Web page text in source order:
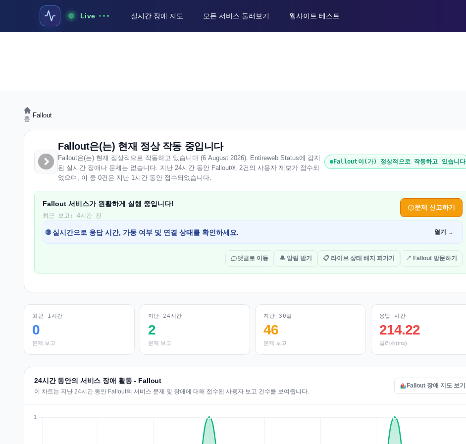
Live 실시간 장애 지도 모든 서비스 둘러보기 웹사이트 테스트
홈 Fallout
Fallout은(는) 현재 정상 작동 중입니다
Fallout은(는) 현재 정상적으로 작동하고 있습니다 (6 August 2026). Entireweb Status에 감지
된 실시간 장애나 문제는 없습니다. 지난 24시간 동안 Fallout에 2건의 사용자 제보가 접수되
었으며, 이 중 0건은 지난 1시간 동안 접수되었습니다.
Fallout이(가) 정상적으로 작동하고 있습니다
Fallout 서비스가 원활하게 실행 중입니다!
최근 보고: 4시간 전
문제 신고하기
🌐 실시간으로 응답 시간, 가동 여부 및 연결 상태를 확인하세요. 열기 →
댓글로 이동 🔔 알림 받기 📋 라이브 상태 배지 퍼가기 ↗ Fallout 방문하기
최근 1시간
0
문제 보고
지난 24시간
2
문제 보고
지난 30일
46
문제 보고
응답 시간
214.22
밀리초(ms)
24시간 동안의 서비스 장애 활동 - Fallout
이 차트는 지난 24시간 동안 Fallout의 서비스 문제 및 장애에 대해 접수된 사용자 보고 건수를 보여줍니다.
Fallout 장애 지도 보기